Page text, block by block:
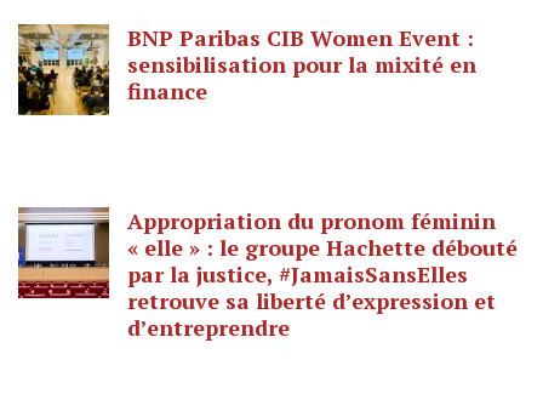
BNP Paribas CIB Women Event :
sensibilisation pour la mixité en
finance
Appropriation du pronom féminin
« elle » : le groupe Hachette débouté
par la justice, #JamaisSansElles
retrouve sa liberté d’expression et
d’entreprendre